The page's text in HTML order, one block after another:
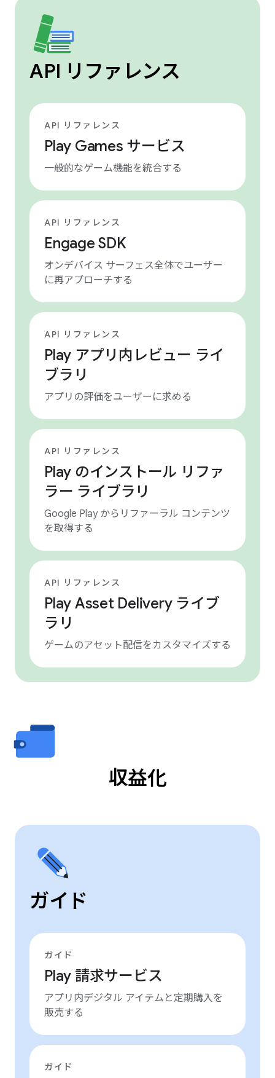
API リファレンス
API リファレンス
Play Games サービス
一般的なゲーム機能を統合する
API リファレンス
Engage SDK
オンデバイス サーフェス全体でユーザー
に再アプローチする
API リファレンス
Play アプリ内レビュー ライ
ブラリ
アプリの評価をユーザーに求める
API リファレンス
Play のインストール リファ
ラー ライブラリ
Google Play からリファーラル コンテンツ
を取得する
API リファレンス
Play Asset Delivery ライブ
ラリ
ゲームのアセット配信をカスタマイズする
収益化
ガイド
ガイド
Play 請求サービス
アプリ内デジタル アイテムと定期購入を
販売する
ガイド